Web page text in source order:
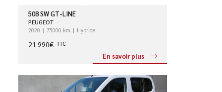
508 SW GT-LINE
PEUGEOT
2020 75000 km Hybride
21 990€ TTC
En savoir plus